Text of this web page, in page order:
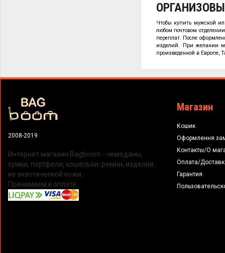
Чтобы купить мужской
любом почтовом
переплат. После
изделий. При желании
произведенной в Европе,
2008-2019
Интернет магазин Bagboom - чемоданы,
сумки, портфели, кошельки, ремни, изделия
из экзотической кожи.
Принимаем к оплате:
Магазин
Кошик
Оформлення
Контакты/О
Оплата/
Гарантия